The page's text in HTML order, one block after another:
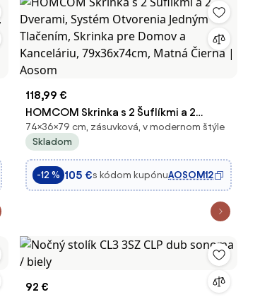
118,99 €
HOMCOM Skrinka s 2 Šuflíkmi a 2
Dverami, Systém Otvorenia Jedným
Tlačením, Skrinka pre Domov a
Kanceláriu, 79x36x74cm, Matná Čierna
| Aosom
74×36×79 cm, zásuvková, v modernom štýle
Skladom
-12 % 105 €s kódom kupónuAOSOM12
92 €